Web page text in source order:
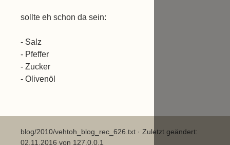
sollte eh schon da sein:
- Salz
- Pfeffer
- Zucker
- Olivenöl
blog/2010/vehtoh_blog_rec_626.txt · Zuletzt geändert:
02.11.2016 von 127.0.0.1